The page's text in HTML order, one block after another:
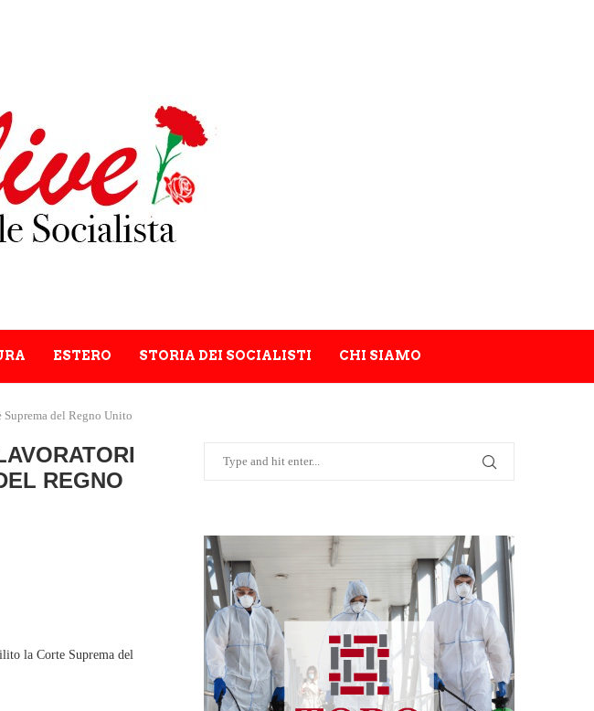
ESTERO STORIA DEI SOCIALISTI CHI SIAMO
del Regno Unito
REGNO
la Corte Suprema del